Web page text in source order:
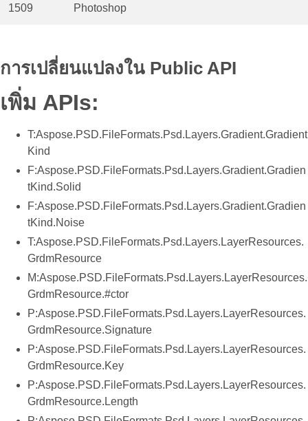
1509
Photoshop
การเปลี่ยนแปลงใน Public API
เพิ่ม APIs:
T:Aspose.PSD.FileFormats.Psd.Layers.Gradient.Gradient
Kind
F:Aspose.PSD.FileFormats.Psd.Layers.Gradient.Gradien
tKind.Solid
F:Aspose.PSD.FileFormats.Psd.Layers.Gradient.Gradien
tKind.Noise
T:Aspose.PSD.FileFormats.Psd.Layers.LayerResources.
GrdmResource
M:Aspose.PSD.FileFormats.Psd.Layers.LayerResources.
GrdmResource.#ctor
P:Aspose.PSD.FileFormats.Psd.Layers.LayerResources.
GrdmResource.Signature
P:Aspose.PSD.FileFormats.Psd.Layers.LayerResources.
GrdmResource.Key
P:Aspose.PSD.FileFormats.Psd.Layers.LayerResources.
GrdmResource.Length